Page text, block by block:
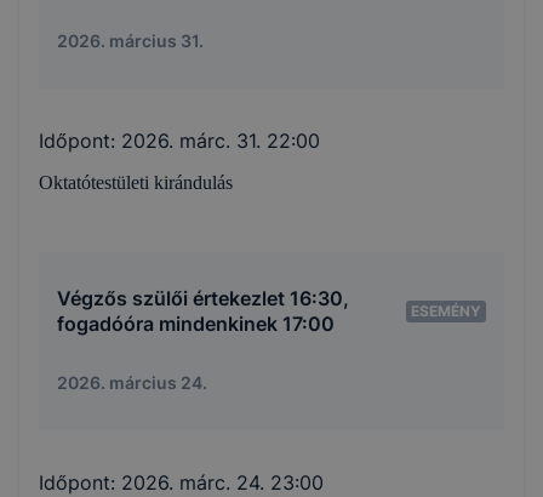
2026. március 31.
Időpont: 2026. márc. 31. 22:00
Oktatótestületi kirándulás
Végzős szülői értekezlet 16:30,
fogadóóra mindenkinek 17:00
ESEMÉNY
2026. március 24.
Időpont: 2026. márc. 24. 23:00